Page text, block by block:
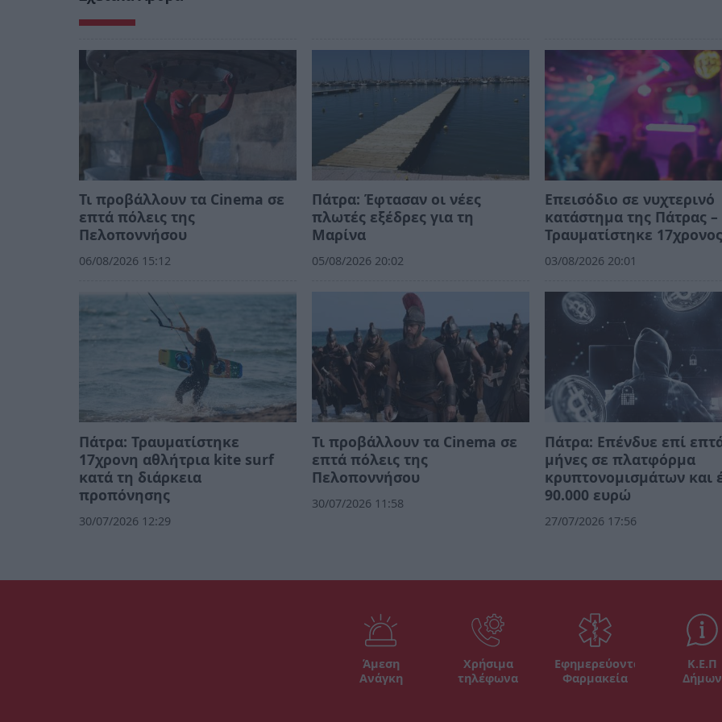
Τι προβάλλουν τα Cinema σε
επτά πόλεις της
Πελοποννήσου
06/08/2026 15:12
Πάτρα: Έφτασαν οι νέες
πλωτές εξέδρες για τη
Μαρίνα
05/08/2026 20:02
Επεισόδιο σε νυχτερινό
κατάστημα της Πάτρας –
Τραυματίστηκε
03/08/2026 20:01
Πάτρα: Τραυματίστηκε
17χρονη αθλήτρια kite surf
κατά τη διάρκεια
προπόνησης
30/07/2026 12:29
Τι προβάλλουν τα Cinema σε
επτά πόλεις της
Πελοποννήσου
30/07/2026 11:58
Πάτρα: Επένδυε επί
μήνες σε πλατφόρμα
κρυπτονομισμάτων και
90.000 ευρώ
27/07/2026 17:56
Άμεση
Ανάγκη
Χρήσιμα
τηλέφωνα
Εφημερεύοντα
Φαρμακεία
Κ.Ε.Π
Δήμων